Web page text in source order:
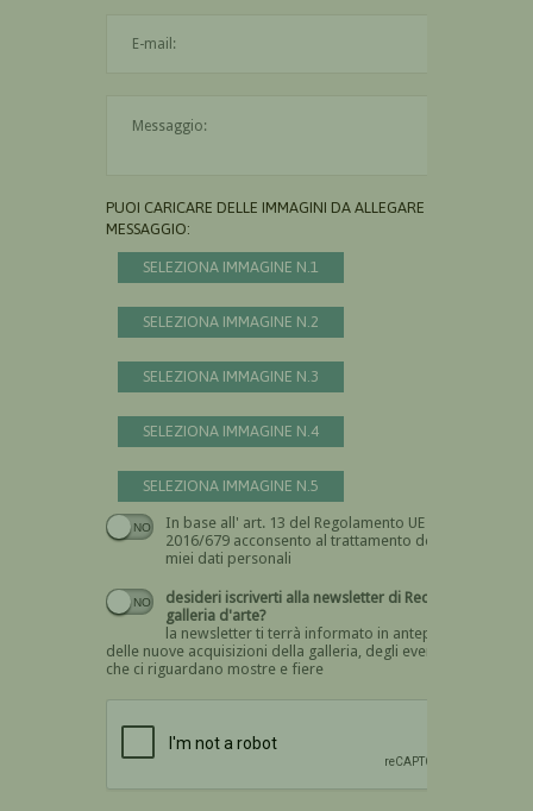
PUOI CARICARE DELLE IMMAGINI DA ALLEGARE AL
MESSAGGIO:
SELEZIONA IMMAGINE N.1
SELEZIONA IMMAGINE N.2
SELEZIONA IMMAGINE N.3
SELEZIONA IMMAGINE N.4
SELEZIONA IMMAGINE N.5
In base all' art. 13 del Regolamento UE n.
2016/679 acconsento al trattamento dei
miei dati personali
Devi dare il consenso
desideri iscriverti alla newsletter di Recta
galleria d'arte?
la newsletter ti terrà informato in anteprima
delle nuove acquisizioni della galleria, degli eventi
che ci riguardano mostre e fiere